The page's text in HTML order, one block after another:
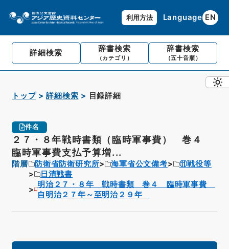
利用方法 Language EN
詳細検索 辞書検索
（カテゴリ）
辞書検索
（五十音順）
トップ 詳細検索 目録詳細
件名
２７・８年戦時書類（臨時軍事費） 巻４
臨時軍事費支払予算増...
階層 防衛省防衛研究所 海軍省公文備考
⑪戦役等
日清戦書
明治２７・８年 戦時書類 巻４ 臨時軍事費
自明治２７年～至明治２９年